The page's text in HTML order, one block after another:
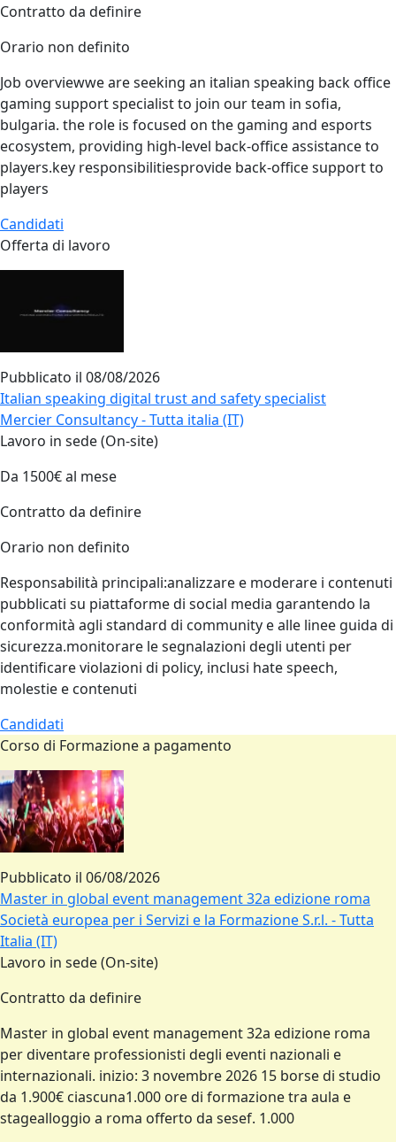
Contratto da definire
Orario non definito
Job overviewwe are seeking an italian speaking back office
gaming support specialist to join our team in sofia,
bulgaria. the role is focused on the gaming and esports
ecosystem, providing high‑level back‑office assistance to
players.key responsibilitiesprovide back‑office support to
players
Candidati
Offerta di lavoro
Pubblicato il 08/08/2026
Italian speaking digital trust and safety specialist
Mercier Consultancy - Tutta italia (IT)
Lavoro in sede (On-site)
Da 1500€ al mese
Contratto da definire
Orario non definito
Responsabilità principali:analizzare e moderare i contenuti
pubblicati su piattaforme di social media garantendo la
conformità agli standard di community e alle linee guida di
sicurezza.monitorare le segnalazioni degli utenti per
identificare violazioni di policy, inclusi hate speech,
molestie e contenuti
Candidati
Corso di Formazione a pagamento
Pubblicato il 06/08/2026
Master in global event management 32a edizione roma
Società europea per i Servizi e la Formazione S.r.l. - Tutta
Italia (IT)
Lavoro in sede (On-site)
Contratto da definire
Master in global event management 32a edizione roma
per diventare professionisti degli eventi nazionali e
internazionali. inizio: 3 novembre 2026 15 borse di studio
da 1.900€ ciascuna1.000 ore di formazione tra aula e
stagealloggio a roma offerto da sesef. 1.000